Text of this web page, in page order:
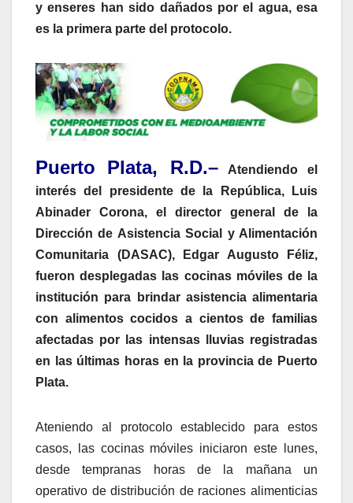
y enseres han sido dañados por el agua, esa
es la primera parte del protocolo.
Puerto Plata, R.D.–
Atendiendo el
interés del presidente de la República, Luis
Abinader Corona, el director general de la
Dirección de Asistencia Social y Alimentación
Comunitaria (DASAC), Edgar Augusto Féliz,
fueron desplegadas las cocinas móviles de la
institución para brindar asistencia alimentaria
con alimentos cocidos a cientos de familias
afectadas por las intensas lluvias registradas
en las últimas horas en la provincia de Puerto
Plata.
Ateniendo al protocolo establecido para estos
casos, las cocinas móviles iniciaron este lunes,
desde tempranas horas de la mañana un
operativo de distribución de raciones alimenticias